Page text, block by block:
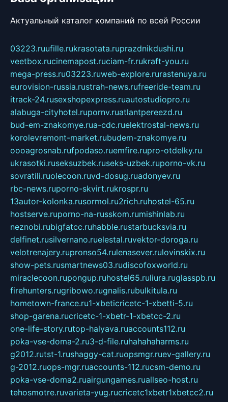
Актуальный каталог компаний по всей России
03223.ruufille.rukrasotata.ruprazdnikdushi.ru
veetbox.rucinemapost.ruciam-fr.rukraft-you.ru
mega-press.ru03223.ruweb-explore.rurastenuya.ru
eurovision-russia.rustrah-news.rufreeride-team.ru
itrack-24.rusexshopexpress.ruautostudiopro.ru
alabuga-cityhotel.rupornv.ruatlantpereezd.ru
bud-em-znakomye.rua-cdc.ruelektrostal-news.ru
korolevremont-market.rubudem-znakomye.ru
oooagrosnab.rufpodaso.ruemfire.rupro-otdelky.ru
ukrasotki.ruseksuzbek.ruseks-uzbek.ruporno-vk.ru
sovratili.ruolecoon.ruvd-dosug.ruadonyev.ru
rbc-news.ruporno-skvirt.rukrospr.ru
13autor-kolonka.rusormol.ru2rich.ruhostel-65.ru
hostserve.ruporno-na-russkom.rumishinlab.ru
neznobi.rubigfatcc.ruhabble.rustarbucksvia.ru
delfinet.rusilvernano.ruelestal.ruvektor-doroga.ru
velotrenajery.rupronso54.rulenasever.rulovinskix.ru
show-pets.rusmartnews03.rudiscofoxworld.ru
miraclecoon.rupongup.ruhostel65.ruliura.ruglasspb.ru
firehunters.rugribowo.rugnalis.rubulkitula.ru
hometown-france.ru1-xbeticricetc-1-xbetti-5.ru
shop-garena.rucricetc-1-xbetr-1-xbetcc-2.ru
one-life-story.rutop-halyava.ruaccounts112.ru
poka-vse-doma-2.ru3-d-file.ruhahahaharms.ru
g2012.rutst-1.rushaggy-cat.ruopsmgr.ruev-gallery.ru
g-2012.ruops-mgr.ruaccounts-112.rucsm-demo.ru
poka-vse-doma2.ruairgungames.ruallseo-host.ru
tehosmotre.ruvarieta-yug.rucricetc1xbetr1xbetcc2.ru